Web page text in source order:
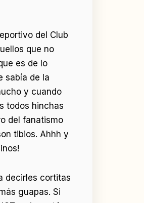
del Club
que no
es de lo
sabía de la
y cuando
todos hinchas
del fanatismo
tibios. Ahhh y
decirles cortitas
guapas. Si